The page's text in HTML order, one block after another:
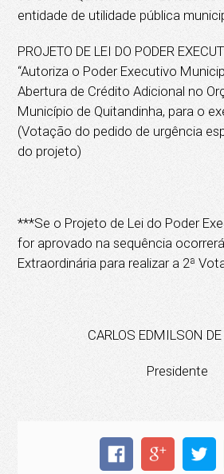
entidade de utilidade pública
PROJETO DE LEI DO PODER
“Autoriza o Poder Executivo
Abertura de Crédito Adicional no
Município de Quitandinha, para o
(Votação do pedido de urgência
do projeto)
***Se o Projeto de Lei do Poder
for aprovado na sequência
Extraordinária para realizar a 2ª
CARLOS EDMILSON
Presidente